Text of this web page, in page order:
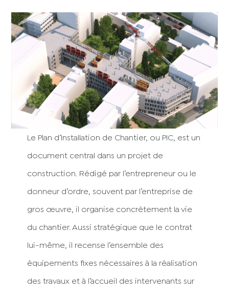
Le Plan d’Installation de Chantier, ou PIC, est un
document central dans un projet de
construction. Rédigé par l’entrepreneur ou le
donneur d’ordre, souvent par l’entreprise de
gros œuvre, il organise concrètement la vie
du chantier. Aussi stratégique que le contrat
lui-même, il recense l’ensemble des
équipements fixes nécessaires à la réalisation
des travaux et à l’accueil des intervenants sur